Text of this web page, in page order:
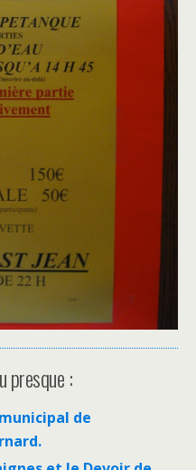
presque :
de